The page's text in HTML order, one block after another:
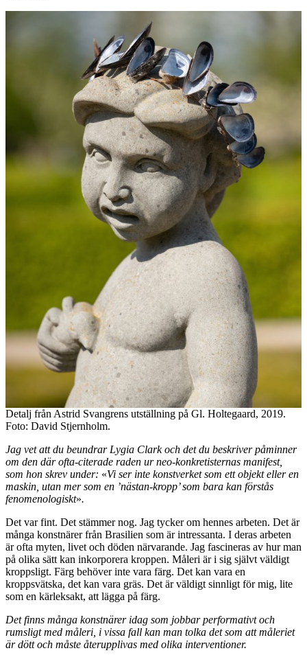
Detalj från Astrid Svangrens utställning på Gl. Holtegaard, 2019.
Foto: David Stjernholm.
Jag vet att du beundrar Lygia Clark och det du beskriver påminner
om den där ofta-citerade raden ur neo-konkretisternas manifest,
som hon skrev under: «Vi ser inte konstverket som ett objekt eller en
maskin, utan mer som en ’nästan-kropp’ som bara kan förstås
fenomenologiskt».
Det var fint. Det stämmer nog. Jag tycker om hennes arbeten. Det är
många konstnärer från Brasilien som är intressanta. I deras arbeten
är ofta myten, livet och döden närvarande. Jag fascineras av hur man
på olika sätt kan inkorporera kroppen. Måleri är i sig självt väldigt
kroppsligt. Färg behöver inte vara färg. Det kan vara en
kroppsvätska, det kan vara gräs. Det är väldigt sinnligt för mig, lite
som en kärleksakt, att lägga på färg.
Det finns många konstnärer idag som jobbar performativt och
rumsligt med måleri, i vissa fall kan man tolka det som att måleriet
är dött och måste återupplivas med olika interventioner.